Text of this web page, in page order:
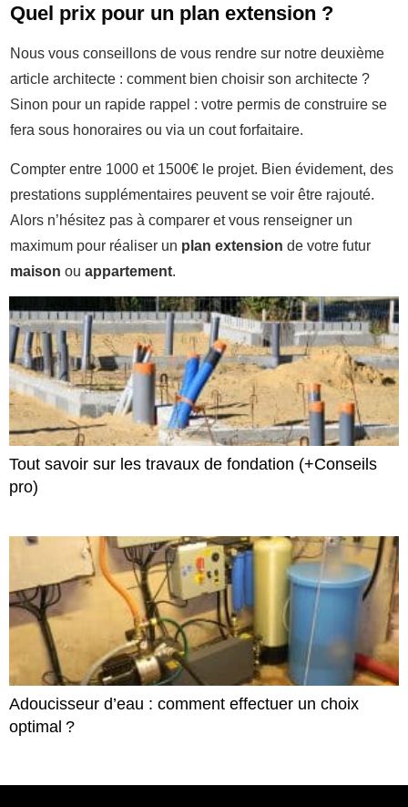
Quel prix pour un plan extension ?
Nous vous conseillons de vous rendre sur notre deuxième
article architecte : comment bien choisir son architecte ?
Sinon pour un rapide rappel : votre permis de construire se
fera sous honoraires ou via un cout forfaitaire.
Compter entre 1000 et 1500€ le projet. Bien évidement, des
prestations supplémentaires peuvent se voir être rajouté.
Alors n’hésitez pas à comparer et vous renseigner un
maximum pour réaliser un plan extension de votre futur
maison ou appartement.
Tout savoir sur les travaux de fondation (+Conseils
pro)
Adoucisseur d’eau : comment effectuer un choix
optimal ?